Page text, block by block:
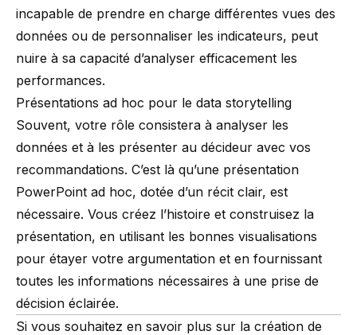
incapable de prendre en charge différentes vues des
données ou de personnaliser les indicateurs, peut
nuire à sa capacité d’analyser efficacement les
performances.
Présentations ad hoc pour le data storytelling
Souvent, votre rôle consistera à analyser les
données et à les présenter au décideur avec vos
recommandations. C’est là qu’une présentation
PowerPoint ad hoc, dotée d’un récit clair, est
nécessaire. Vous créez l’histoire et construisez la
présentation, en utilisant les bonnes visualisations
pour étayer votre argumentation et en fournissant
toutes les informations nécessaires à une prise de
décision éclairée.
Si vous souhaitez en savoir plus sur la création de